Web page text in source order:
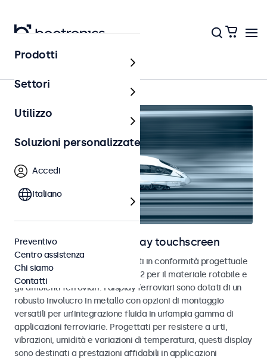
Ferrovia
Monitor ferroviari e display touchscreen
Monitor e touchscreen sviluppati in conformità progettuale
alle norme EN 50155 e EN 45545-2 per il materiale rotabile e
gli ambienti ferroviari. I display ferroviari sono dotati di un
robusto involucro in metallo con opzioni di montaggio
versatili per un’integrazione fluida in un’ampia gamma di
applicazioni ferroviarie. Progettati per resistere a urti,
vibrazioni, umidità e variazioni di temperatura, questi display
sono destinati a prestazioni affidabili in applicazioni
Prodotti
Settori
Utilizzo
Soluzioni personalizzate
Accedi
Italiano
Preventivo
Centro assistenza
Chi siamo
Contatti